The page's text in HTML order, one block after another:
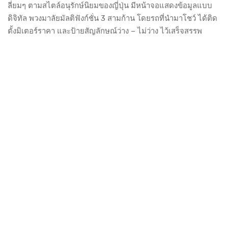
ลี่ยมๆ ตามสไตล์อนุรักษ์นิยมของญี่ปุ่น มีหน้าจอแสดงข้อมูลแบบ
ดิจิทัล พวงมาลัยมัลติฟังก์ชั่น 3 สามก้าน โดยรถที่นำมาโชว์ ได้ติด
ตั้งมิเตอร์ราคา และป้ายสัญลักษณ์ว่าง – ไม่ว่าง ไว้เสร็จสรรพ